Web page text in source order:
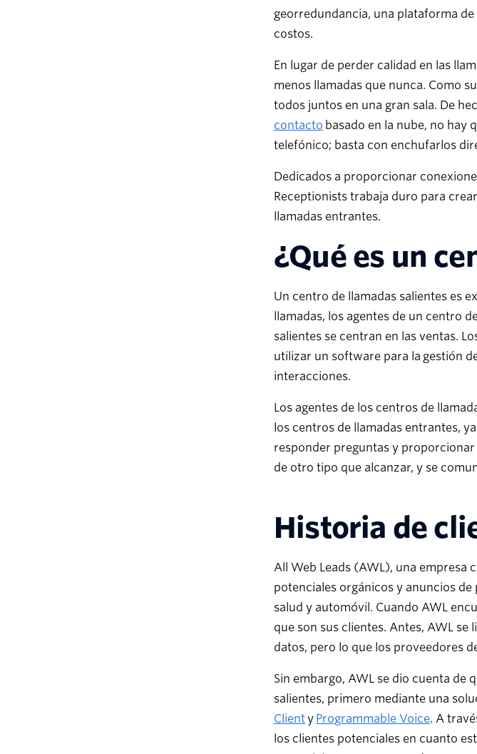
georredundancia, una plataforma
costos.
En lugar de perder calidad en las
menos llamadas que nunca. Como
todos juntos en una gran sala. De
contacto basado en la nube, no hay
telefónico; basta con enchufarlos
Dedicados a proporcionar
Receptionists trabaja duro para
llamadas entrantes.
¿Qué es un
Un centro de llamadas salientes es
llamadas, los agentes de un centro
salientes se centran en las ventas.
utilizar un software para la gestión
interacciones.
Los agentes de los centros de
los centros de llamadas entrantes,
responder preguntas y proporcionar
de otro tipo que alcanzar, y se
Historia de
All Web Leads (AWL), una empresa
potenciales orgánicos y anuncios
salud y automóvil. Cuando AWL
que son sus clientes. Antes, AWL
datos, pero lo que los proveedores
Sin embargo, AWL se dio cuenta de
salientes, primero mediante una
Clienty Programmable Voice. A
los clientes potenciales en cuanto